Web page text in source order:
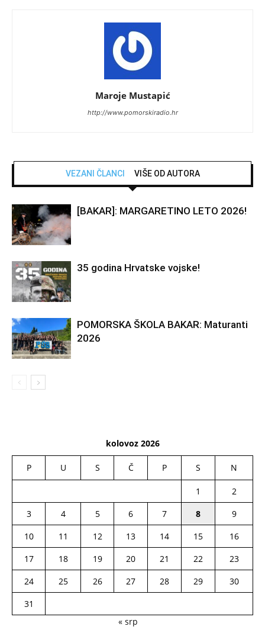
Maroje Mustapić
http://www.pomorskiradio.hr
VEZANI ČLANCI VIŠE OD AUTORA
[BAKAR]: MARGARETINO LETO 2026!
35 godina Hrvatske vojske!
POMORSKA ŠKOLA BAKAR: Maturanti
2026
kolovoz 2026
P U S Č P S N
1
2
3
4 5 6 7 8
9
10
11 12 13 14 15
16
17
18 19 20 21 22
23
24
25 26 27 28 29
30
31
« srp